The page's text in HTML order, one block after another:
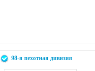
98-я пехотная дивизия